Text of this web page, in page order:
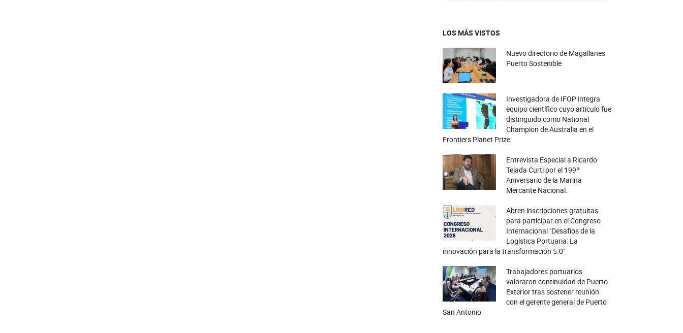
LOS MÁS VISTOS
Nuevo directorio de Magallanes
Puerto Sostenible
Investigadora de IFOP integra
equipo científico cuyo artículo fue
distinguido como National
Champion de Australia en el
Frontiers Planet Prize
Entrevista Especial a Ricardo
Tejada Curti por el 199º
Aniversario de la Marina
Mercante Nacional.
Abren inscripciones gratuitas
para participar en el Congreso
Internacional "Desafíos de la
Logística Portuaria: La
innovación para la transformación 5.0"
Trabajadores portuarios
valoraron continuidad de Puerto
Exterior tras sostener reunión
con el gerente general de Puerto
San Antonio